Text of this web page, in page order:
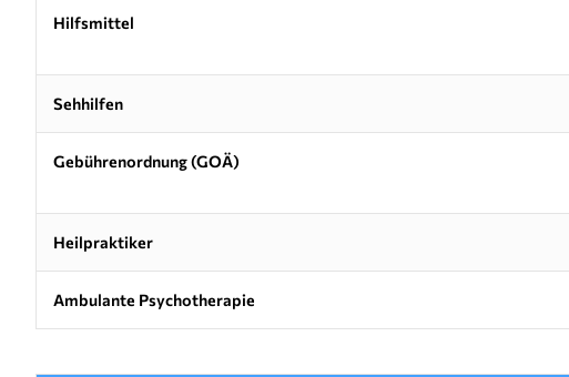
Hilfsmittel
Sehhilfen
Gebührenordnung (GOÄ)
Heilpraktiker
Ambulante Psychotherapie